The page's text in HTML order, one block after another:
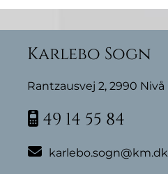
Karlebo Sogn
Rantzausvej 2, 2990 Nivå
 49 14 55 84
 karlebo.sogn@km.dk